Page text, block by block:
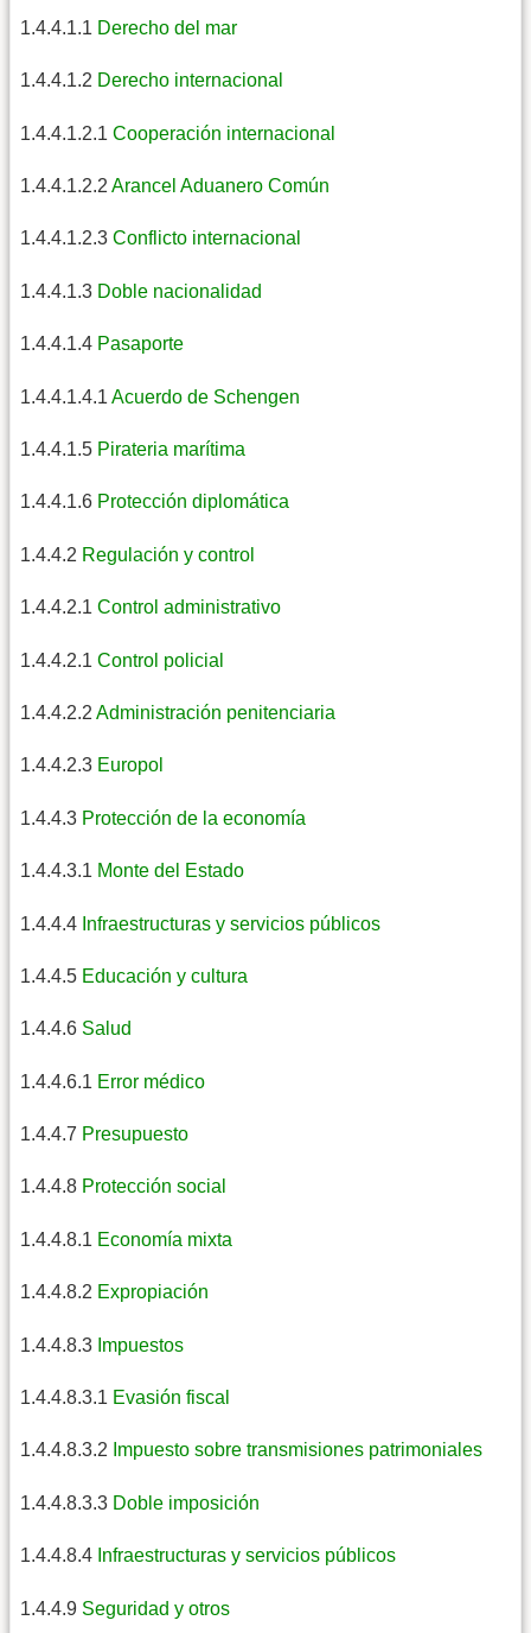
1.4.4.1.1 Derecho del mar
1.4.4.1.2 Derecho internacional
1.4.4.1.2.1 Cooperación internacional
1.4.4.1.2.2 Arancel Aduanero Común
1.4.4.1.2.3 Conflicto internacional
1.4.4.1.3 Doble nacionalidad
1.4.4.1.4 Pasaporte
1.4.4.1.4.1 Acuerdo de Schengen
1.4.4.1.5 Pirateria marítima
1.4.4.1.6 Protección diplomática
1.4.4.2 Regulación y control
1.4.4.2.1 Control administrativo
1.4.4.2.1 Control policial
1.4.4.2.2 Administración penitenciaria
1.4.4.2.3 Europol
1.4.4.3 Protección de la economía
1.4.4.3.1 Monte del Estado
1.4.4.4 Infraestructuras y servicios públicos
1.4.4.5 Educación y cultura
1.4.4.6 Salud
1.4.4.6.1 Error médico
1.4.4.7 Presupuesto
1.4.4.8 Protección social
1.4.4.8.1 Economía mixta
1.4.4.8.2 Expropiación
1.4.4.8.3 Impuestos
1.4.4.8.3.1 Evasión fiscal
1.4.4.8.3.2 Impuesto sobre transmisiones patrimoniales
1.4.4.8.3.3 Doble imposición
1.4.4.8.4 Infraestructuras y servicios públicos
1.4.4.9 Seguridad y otros